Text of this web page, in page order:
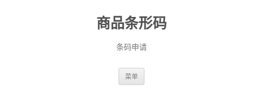
商品条形码
条码申请
菜单